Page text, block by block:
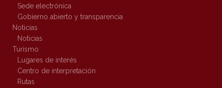
Sede electrónica
Gobierno abierto y transparencia
Noticias
Noticias
Turismo
Lugares de interés
Centro de interpretación
Rutas